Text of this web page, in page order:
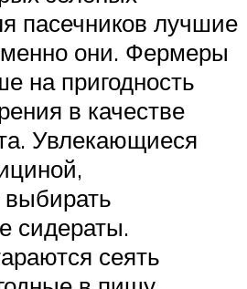
пасечников лучшие
они. Фермеры
на пригодность
в качестве
Увлекающиеся
сидераты.
сеять